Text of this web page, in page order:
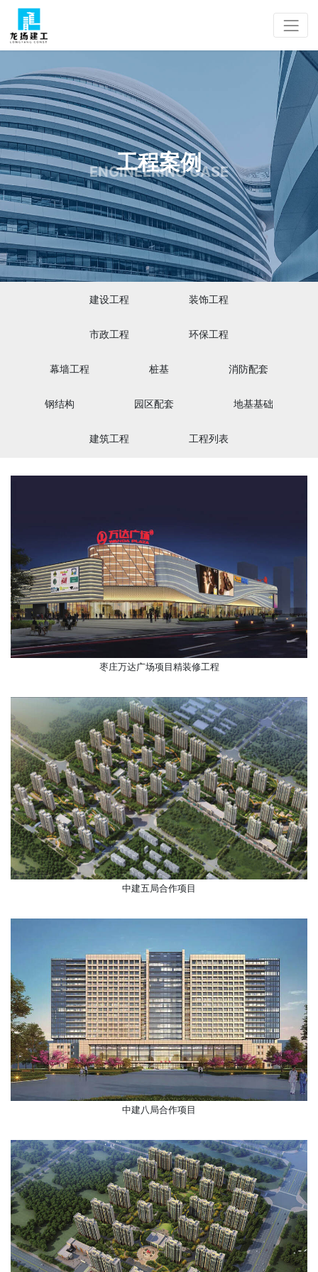
工程案例
ENGINEERING CASE
建设工程 装饰工程
市政工程 环保工程
幕墙工程 桩基 消防配套
钢结构 园区配套 地基基础
建筑工程 工程列表
枣庄万达广场项目精装修工程
中建五局合作项目
中建八局合作项目